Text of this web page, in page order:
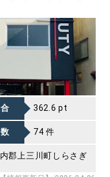
362.6 pt
74 件
郡上三川町しらさぎ